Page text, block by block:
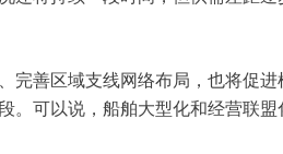
完善区域支线网络布局，也将促
可以说，船舶大型化和经营联盟